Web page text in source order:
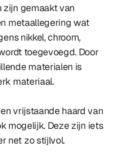
zijn gemaakt van
metaallegering wat
nikkel, chroom,
toegevoegd. Door
materialen is
materiaal.
vrijstaande haard van
mogelijk. Deze zijn iets
net zo stijlvol.